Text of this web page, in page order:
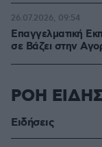
Επαγγελματική
σε Bάζει στην
26.07.2026, 09:54
ΡΟΗ
Ειδήσεις